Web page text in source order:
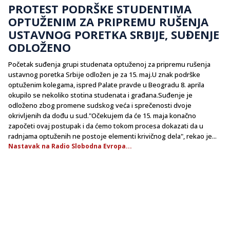
PROTEST PODRŠKE STUDENTIMA
OPTUŽENIM ZA PRIPREMU RUŠENJA
USTAVNOG PORETKA SRBIJE, SUĐENJE
ODLOŽENO
Početak suđenja grupi studenata optuženoj za pripremu rušenja
ustavnog poretka Srbije odložen je za 15. maj.U znak podrške
optuženim kolegama, ispred Palate pravde u Beogradu 8. aprila
okupilo se nekoliko stotina studenata i građana.Suđenje je
odloženo zbog promene sudskog veća i sprečenosti dvoje
okrivljenih da dođu u sud."Očekujem da će 15. maja konačno
započeti ovaj postupak i da ćemo tokom procesa dokazati da u
radnjama optuženih ne postoje elementi krivičnog dela", rekao je...
Nastavak na Radio Slobodna Evropa...